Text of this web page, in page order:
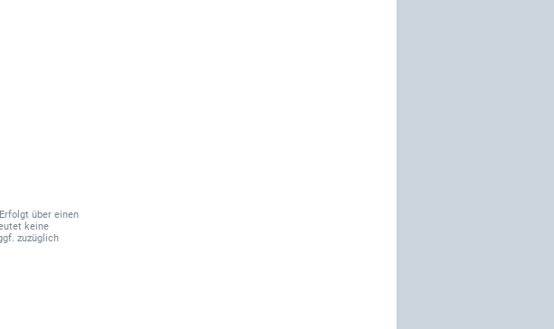
über einen
keine
zuzüglich